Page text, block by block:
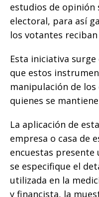
estudios de
electoral, para así
los votantes
Esta iniciativa
que estos
manipulación de
quienes se
La aplicación de
empresa o casa de
encuestas
se especifique el
utilizada en la
y financista, la